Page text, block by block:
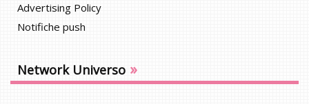
Advertising Policy
Notifiche push
Network Universo »